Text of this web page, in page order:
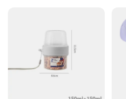
Usage and Purpose: Ideal for
Shape or Size or Weight or
capacity, lightweight and
Parts and Accessories:
holder for hands-free use